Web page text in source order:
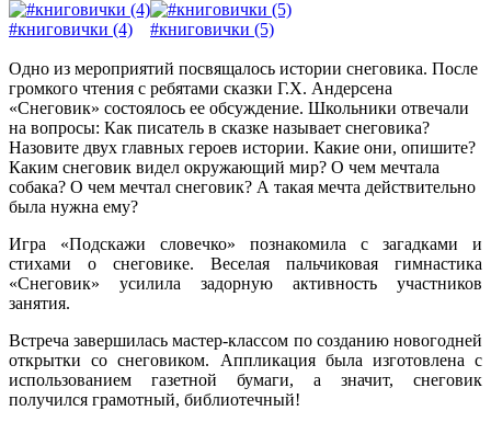
#книговички (4) #книговички (5)
Одно из мероприятий посвящалось истории снеговика. После
громкого чтения с ребятами сказки Г.Х. Андерсена
«Снеговик» состоялось ее обсуждение. Школьники отвечали
на вопросы: Как писатель в сказке называет снеговика?
Назовите двух главных героев истории. Какие они, опишите?
Каким снеговик видел окружающий мир? О чем мечтала
собака? О чем мечтал снеговик? А такая мечта действительно
была нужна ему?
Игра «Подскажи словечко» познакомила с загадками и
стихами о снеговике. Веселая пальчиковая гимнастика
«Снеговик» усилила задорную активность участников
занятия.
Встреча завершилась мастер-классом по созданию новогодней
открытки со снеговиком. Аппликация была изготовлена с
использованием газетной бумаги, а значит, снеговик
получился грамотный, библиотечный!